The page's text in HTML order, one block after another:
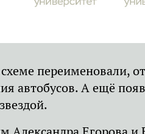
переименовали,
автобусов. А ещё